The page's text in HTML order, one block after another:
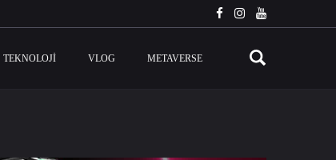
TEKNOLOJI VLOG METAVERSE